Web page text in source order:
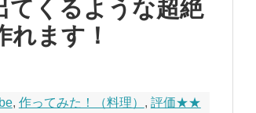
てくるような超絶
ます！
, 作ってみた！（料理） , 評価★★